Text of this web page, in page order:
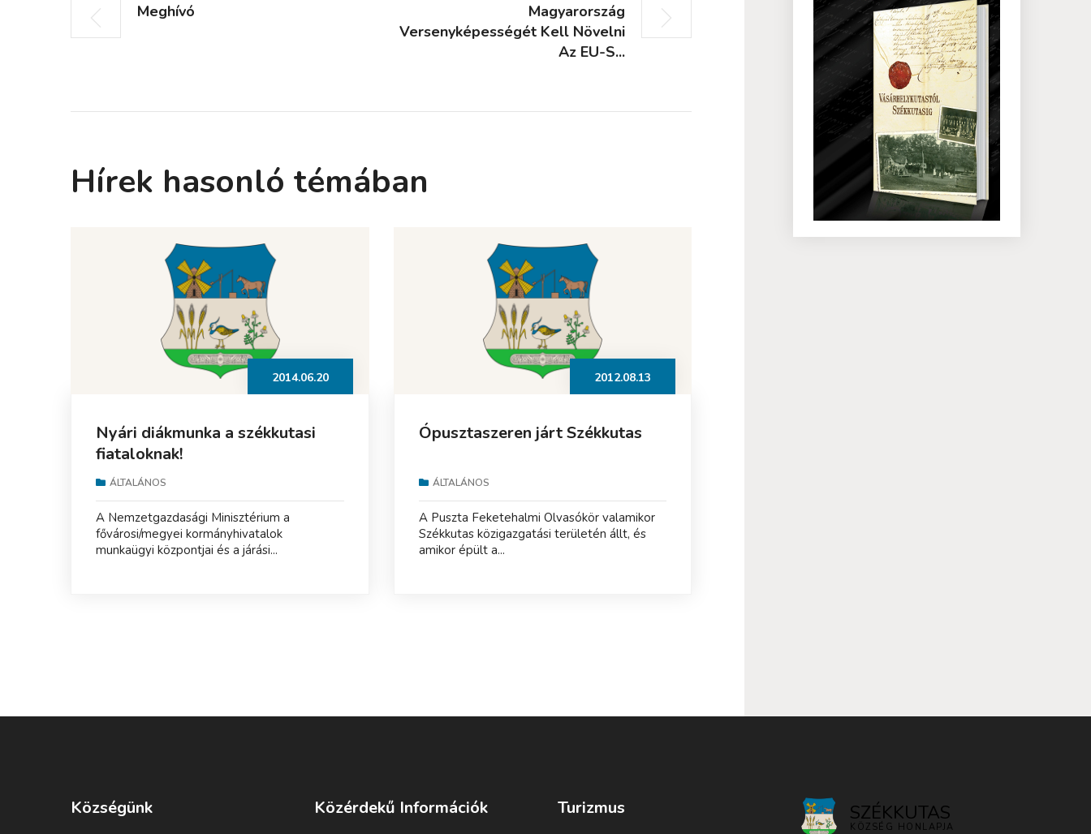
Meghívó
Magyarország
Versenyképességét Kell Növelni
Az EU-S...
Hírek hasonló témában
2014.06.20
Nyári diákmunka a székkutasi
fiataloknak!
ÁLTALÁNOS
A Nemzetgazdasági Minisztérium a
fővárosi/megyei kormányhivatalok
munkaügyi központjai és a járási...
2012.08.13
Ópusztaszeren járt Székkutas
ÁLTALÁNOS
A Puszta Feketehalmi Olvasókör valamikor
Székkutas közigazgatási területén állt, és
amikor épült a...
Községünk Közérdekű Információk Turizmus SZÉKKUTAS
KÖZSÉG HONLAPJA